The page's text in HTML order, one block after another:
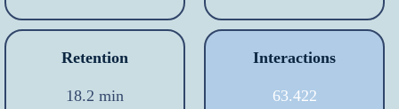
Retention
18.2 min
Interactions
63.422